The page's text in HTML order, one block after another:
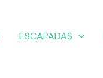
ESCAPADAS